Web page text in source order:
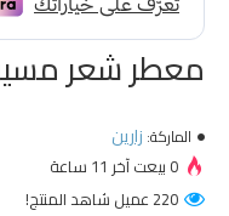
معطر شعر مسيو
الماركة: زارين
0 بيعت آخر 11 ساعة
220 عميل شاهد المنتج!